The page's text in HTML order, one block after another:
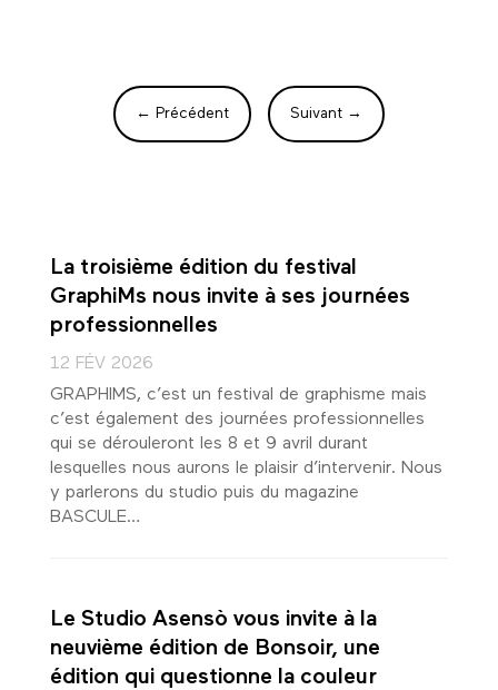
← Précédent Suivant →
La troisième édition du festival
GraphiMs nous invite à ses journées
professionnelles
12 FÉV 2026
GRAPHIMS, c’est un festival de graphisme mais
c’est également des journées professionnelles
qui se dérouleront les 8 et 9 avril durant
lesquelles nous aurons le plaisir d’intervenir. Nous
y parlerons du studio puis du magazine
BASCULE…
Le Studio Asensò vous invite à la
neuvième édition de Bonsoir, une
édition qui questionne la couleur